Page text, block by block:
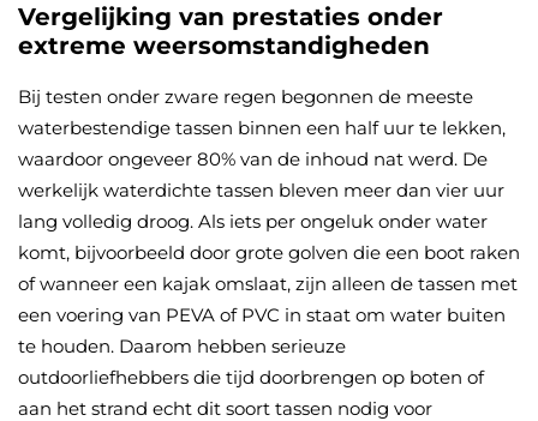
Vergelijking van prestaties onder
extreme weersomstandigheden
Bij testen onder zware regen begonnen de meeste
waterbestendige tassen binnen een half uur te lekken,
waardoor ongeveer 80% van de inhoud nat werd. De
werkelijk waterdichte tassen bleven meer dan vier uur
lang volledig droog. Als iets per ongeluk onder water
komt, bijvoorbeeld door grote golven die een boot raken
of wanneer een kajak omslaat, zijn alleen de tassen met
een voering van PEVA of PVC in staat om water buiten
te houden. Daarom hebben serieuze
outdoorliefhebbers die tijd doorbrengen op boten of
aan het strand echt dit soort tassen nodig voor